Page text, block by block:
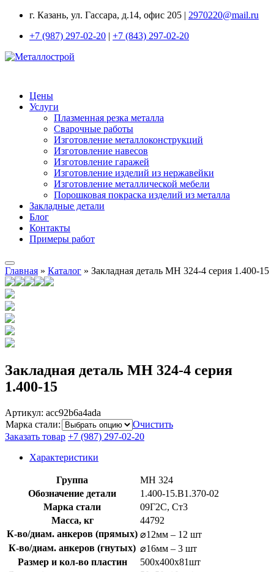
г. Казань, ул. Гассара, д.14, офис 205 | 2970220@mail.ru
+7 (987) 297-02-20 | +7 (843) 297-02-20
Цены
Услуги
Плазменная резка металла
Сварочные работы
Изготовление металлоконструкций
Изготовление навесов
Изготовление гаражей
Изготовление изделий из нержавейки
Изготовление металлической мебели
Порошковая покраска изделий из металла
Закладные детали
Блог
Контакты
Примеры работ
Главная » Каталог » Закладная деталь МН 324-4 серия 1.400-15
Закладная деталь МН 324-4 серия
1.400-15
Артикул: acc92b6a4ada
Марка стали:
Очистить
Заказать товар +7 (987) 297-02-20
Характеристики
Группа
МН 324
Обозначение детали
1.400-15.B1.370-02
Марка стали
09Г2С, Ст3
Масса, кг
44792
К-во/диам. анкеров (прямых) ⌀12мм – 12 шт
К-во/диам. анкеров (гнутых) ⌀16мм – 3 шт
Размер и кол-во пластин
500x400x81шт